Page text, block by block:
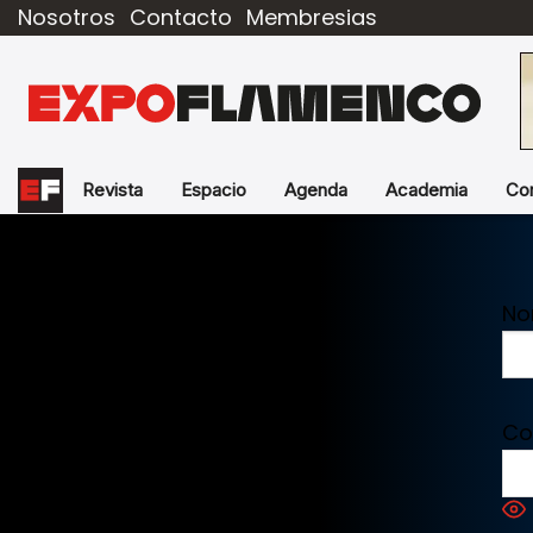
Nosotros Contacto Membresias
Revista Espacio Agenda Academia